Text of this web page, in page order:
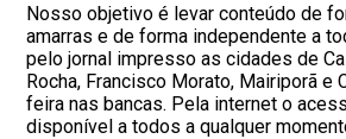
Nosso objetivo é levar conteúdo de
amarras e de forma independente a
pelo jornal impresso as cidades de
Rocha, Francisco Morato, Mairiporã e
feira nas bancas. Pela internet o
disponível a todos a qualquer